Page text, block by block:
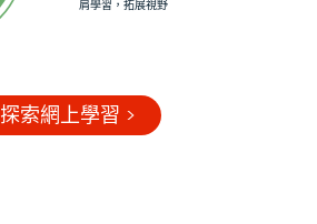
肩學習，拓展視野
探索網上學習 >